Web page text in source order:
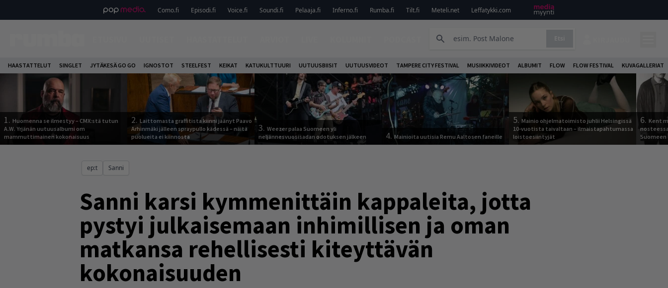
Como.fi Episodi.fi Voice.fi Soundi.fi Pelaaja.fi Inferno.fi Rumba.fi Tilt.fi Meteli.net Leffatykki.com
HAASTATTELUT SINGLET JYTÄKESÄ GO GO IGNOSTOT STEELFEST KEIKAT KATUKULTTUURI UUTUUSBIISIT UUTUUSVIDEOT TAMPERE CITY FESTIVAL MUSIIKKIVIDEOT ALBUMIT FLOW FLOW FESTIVAL KUVAGALLERIAT
1. Huomenna se ilmestyy – CMX:stä tutun
A.W. Yrjänän uutuusalbumi om
mammuttimainen kokonaisuus
2. Laittomasta graffitista kiinni jäänyt Paavo
Arhinmäki jälleen spraypullo kädessä – näitä
puolueita ei kiinnosta
3. Weezer palaa Suomeen yli
neljännesvuosisadan odotuksen jälkeen
4.Mainioita uutisia Remu Aaltosen faneille
5. Mainio ohjelmatoimisto juhlii Helsingissä
10-vuotista taivaltaan – ilmaistapahtumassa
loistoesiintyjät
6. Kent
Suomeen
ep:t Sanni
Sanni karsi kymmenittäin kappaleita, jotta
pystyi julkaisemaan inhimillisen ja oman
matkansa rehellisesti kiteyttävän
kokonaisuuden